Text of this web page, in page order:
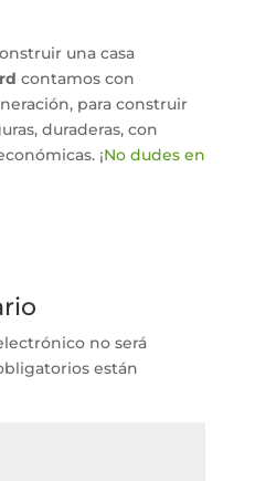
una casa
contamos con
para construir
duraderas, con
¡No dudes en
no será
están